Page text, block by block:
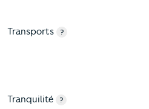
Transports ?
Tranquilité ?